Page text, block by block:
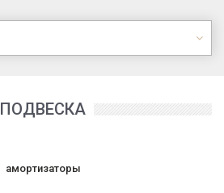
ПОДВЕСКА
амортизаторы